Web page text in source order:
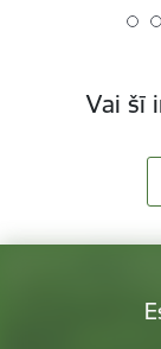
Vai šī